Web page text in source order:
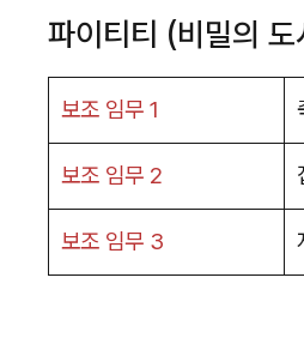
파이티티 (비밀의
보조 임무 1
보조 임무 2
보조 임무 3